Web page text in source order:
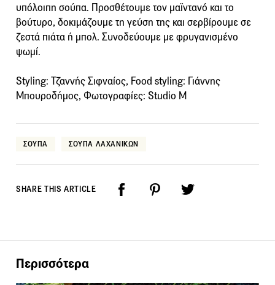
υπόλοιπη σούπα. Προσθέτουμε τον μαϊντανό και το
βούτυρο, δοκιμάζουμε τη γεύση της και σερβίρουμε σε
ζεστά πιάτα ή μπολ. Συνοδεύουμε με φρυγανισμένο
ψωμί.
Styling: Τζαννής Σιφναίος, Food styling: Γιάννης
Μπουροδήμος, Φωτογραφίες: Studio M
ΣΟΥΠΑ ΣΟΥΠΑ ΛΑΧΑΝΙΚΩΝ
SHARE THIS ARTICLE
Περισσότερα